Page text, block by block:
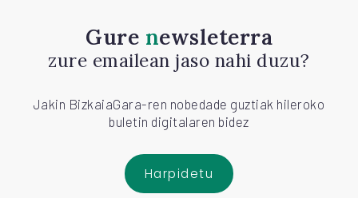
Gure newsleterra
zure emailean jaso nahi duzu?
Jakin BizkaiaGara-ren nobedade guztiak hileroko
buletin digitalaren bidez
Harpidetu